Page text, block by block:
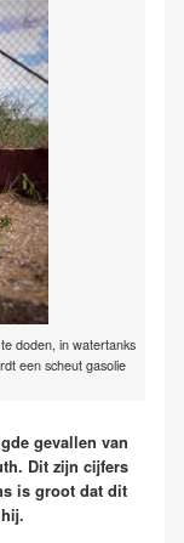
doden, in watertanks
een scheut gasolie
gevallen van
Dit zijn cijfers
is groot dat dit